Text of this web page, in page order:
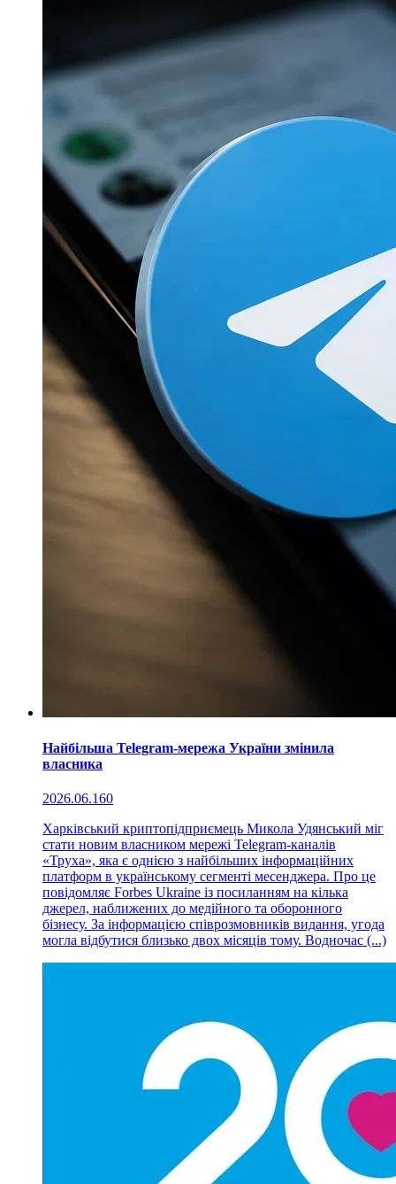
Найбільша Telegram-мережа України змінила
власника
2026.06.160
Харківський криптопідприємець Микола Удянський міг
стати новим власником мережі Telegram-каналів
«Труха», яка є однією з найбільших інформаційних
платформ в українському сегменті месенджера. Про це
повідомляє Forbes Ukraine із посиланням на кілька
джерел, наближених до медійного та оборонного
бізнесу. За інформацією співрозмовників видання, угода
могла відбутися близько двох місяців тому. Водночас (...)